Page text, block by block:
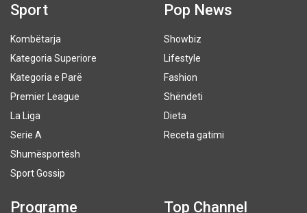
Sport
Kombëtarja
Kategoria Superiore
Kategoria e Parë
Premier League
La Liga
Serie A
Shumësportësh
Sport Gossip
Pop News
Showbiz
Lifestyle
Fashion
Shëndeti
Dieta
Receta gatimi
Programe Top Channel